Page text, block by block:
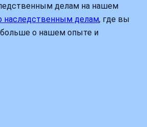
делам на нашем
наследственным делам, где вы
о нашем опыте и